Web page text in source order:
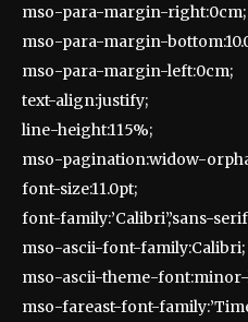
mso-para-margin-right:0cm;
mso-para-margin-
mso-para-margin-left:0cm;
text-align:justify;
line-height:115%;
mso-pagination:widow-
font-size:11.0pt;
font-family:’Calibri’,’sans-
mso-ascii-font-family:Calibri;
mso-ascii-theme-
mso-fareast-font-